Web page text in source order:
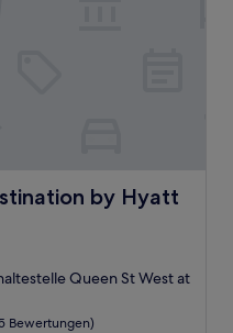
by Hyatt
by Hyatt Hotel
Queen St West at
Bewertungen)